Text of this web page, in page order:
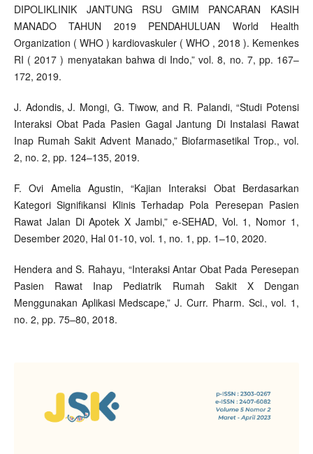
DIPOLIKLINIK JANTUNG RSU GMIM PANCARAN KASIH
MANADO TAHUN 2019 PENDAHULUAN World Health
Organization ( WHO ) kardiovaskuler ( WHO , 2018 ). Kemenkes
RI ( 2017 ) menyatakan bahwa di Indo,” vol. 8, no. 7, pp. 167–
172, 2019.
J. Adondis, J. Mongi, G. Tiwow, and R. Palandi, “Studi Potensi
Interaksi Obat Pada Pasien Gagal Jantung Di Instalasi Rawat
Inap Rumah Sakit Advent Manado,” Biofarmasetikal Trop., vol.
2, no. 2, pp. 124–135, 2019.
F. Ovi Amelia Agustin, “Kajian Interaksi Obat Berdasarkan
Kategori Signifikansi Klinis Terhadap Pola Peresepan Pasien
Rawat Jalan Di Apotek X Jambi,” e-SEHAD, Vol. 1, Nomor 1,
Desember 2020, Hal 01-10, vol. 1, no. 1, pp. 1–10, 2020.
Hendera and S. Rahayu, “Interaksi Antar Obat Pada Peresepan
Pasien Rawat Inap Pediatrik Rumah Sakit X Dengan
Menggunakan Aplikasi Medscape,” J. Curr. Pharm. Sci., vol. 1,
no. 2, pp. 75–80, 2018.